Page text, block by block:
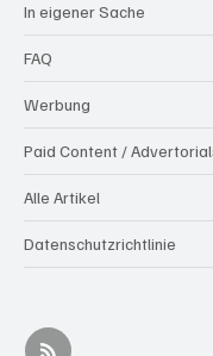
In eigener Sache
FAQ
Werbung
Paid Content /
Alle Artikel
Datenschutzrichtlinie